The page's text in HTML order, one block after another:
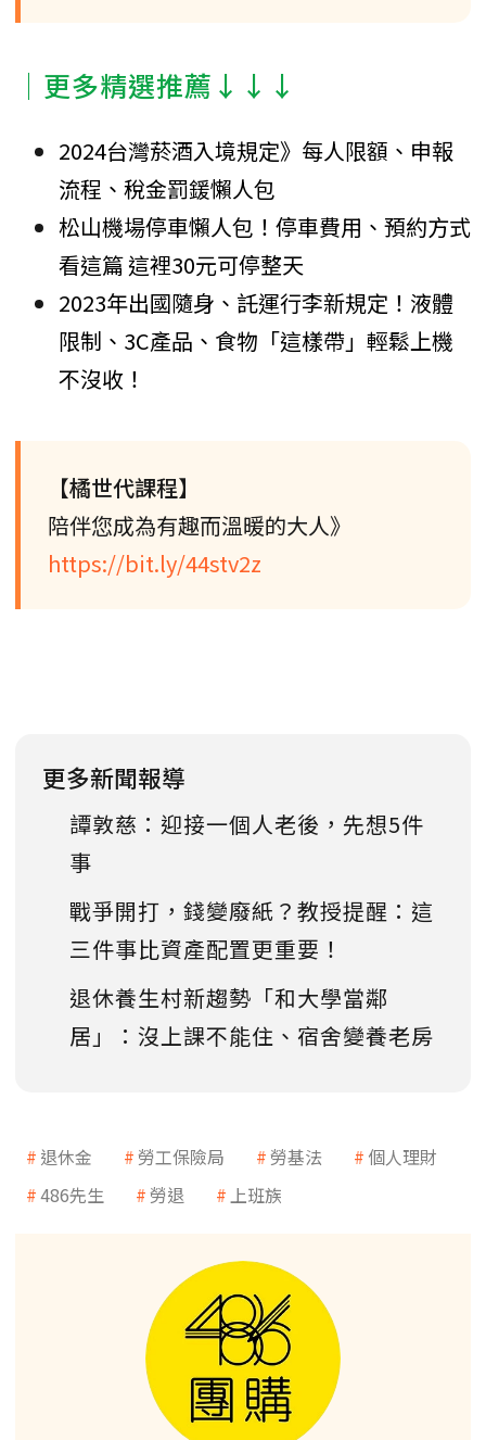
│更多精選推薦↓↓↓
2024台灣菸酒入境規定》每人限額、申報
流程、稅金罰鍰懶人包
松山機場停車懶人包！停車費用、預約方式
看這篇 這裡30元可停整天
2023年出國隨身、託運行李新規定！液體
限制、3C產品、食物「這樣帶」輕鬆上機
不沒收！
【橘世代課程】
陪伴您成為有趣而溫暖的大人》
https://bit.ly/44stv2z
更多新聞報導
譚敦慈：迎接一個人老後，先想5件
事
戰爭開打，錢變廢紙？教授提醒：這
三件事比資產配置更重要！
退休養生村新趨勢「和大學當鄰
居」：沒上課不能住、宿舍變養老房
退休金 勞工保險局 勞基法
個人理財
486先生
勞退 上班族